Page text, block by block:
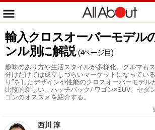
輸入クロスオーバーモデル
ンル別に解説 (4ページ目)
趣味のあり方や生活スタイルが多様化、クルマも
分けだけでは成立しづらいマーケットになってい
り”をしたデザインや性能のクロスオーバーモデル
比較的新しい、ハッチバック/ ワゴン×SUV、セダ
ゴンのオススメを紹介する。
西川 淳